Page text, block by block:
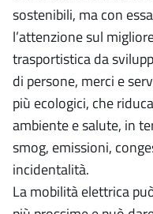
sostenibili, ma con
l’attenzione sul
trasportistica da
di persone, merci e
più ecologici, che
ambiente e salute, in
smog, emissioni,
incidentalità.
La mobilità elettrica